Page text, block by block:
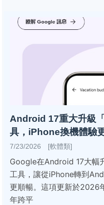
Android 17重大升級
具，iPhone換機體驗
7/23/2026 [軟體類]
Google在Android 17大幅
工具，讓從iPhone轉到
更順暢。這項更新於2026
年跨平